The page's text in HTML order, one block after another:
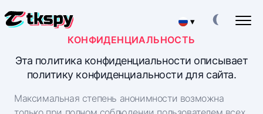
▾
ВЗЛОМАТЬ ТИКТОК ЧАТ
Прочитать чужую переписку
Восстановить удаленный чат онлайн
КОНФИДЕНЦИАЛЬНОСТЬ
Эта политика конфиденциальности описывает
политику конфиденциальности для сайта.
Максимальная степень анонимности возможна